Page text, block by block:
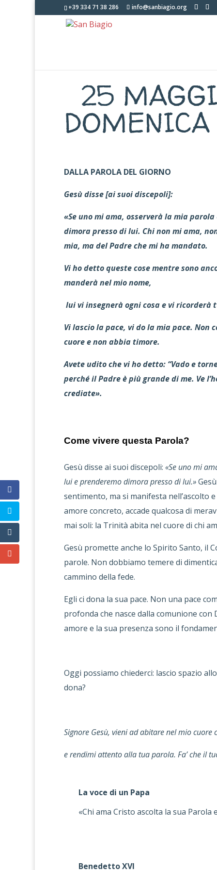
+39 334 71 38 286 info@sanbiagio.org
25
DALLA PAROLA DEL GIORNO
Gesù disse [ai suoi discepoli]:
«Se uno mi ama, osserverà la mia
dimora presso di lui. Chi non mi ama,
mia, ma del Padre che mi ha mandato.
Vi ho detto queste cose mentre sono
manderà nel mio nome,
lui vi insegnerà ogni cosa e vi ricorderà
Vi lascio la pace, vi do la mia pace. Non
cuore e non abbia timore.
Avete udito che vi ho detto: “Vado e
perché il Padre è più grande di me. Ve
crediate».
Come vivere questa Parola?
Gesù disse ai suoi discepoli: «Se uno mi
lui e prenderemo dimora presso di lui.»
sentimento, ma si manifesta nell’ascolto
amore concreto, accade qualcosa di
mai soli: la Trinità abita nel cuore di chi
Gesù promette anche lo Spirito Santo, il
parole. Non dobbiamo temere di
cammino della fede.
Egli ci dona la sua pace. Non una pace
profonda che nasce dalla comunione
amore e la sua presenza sono il
Oggi possiamo chiederci: lascio spazio
dona?
Signore Gesù, vieni ad abitare nel mio
e rendimi attento alla tua parola. Fa’ che il
La voce di un Papa
«Chi ama Cristo ascolta la sua
Benedetto XVI